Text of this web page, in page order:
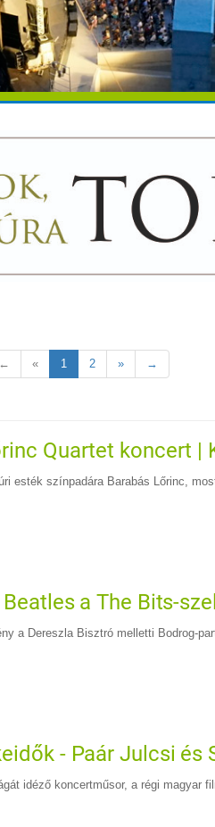
← « 1 2 » →
Quartet koncert |
esték színpadára Barabás Lőrinc,
a The Bits-
a Dereszla Bisztró melletti Bodrog-
- Paár Julcsi és
idéző koncertműsor, a régi magyar